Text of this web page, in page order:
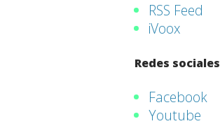
RSS Feed
iVoox
Redes sociales
Facebook
Youtube